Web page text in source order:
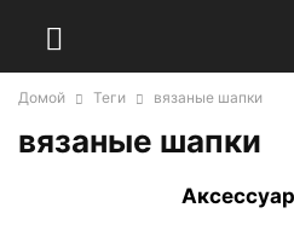
Домой Теги вязаные шапки
вязаные шапки